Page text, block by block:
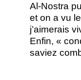
Al-Nostra
et on a vu
j’aimerais
Enfin, «
saviez